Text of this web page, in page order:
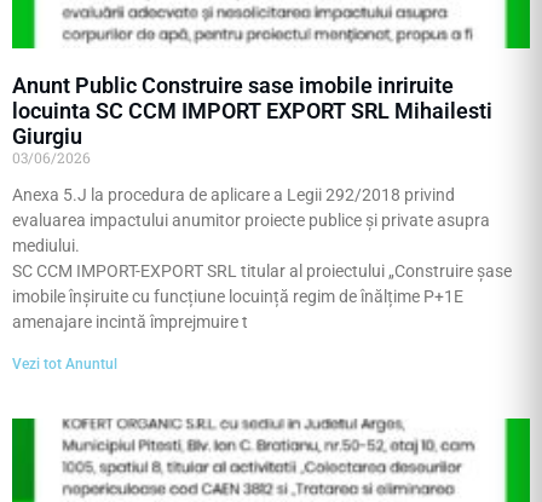
Anunt Public Construire sase imobile inriruite
locuinta SC CCM IMPORT EXPORT SRL Mihailesti
Giurgiu
03/06/2026
Anexa 5.J la procedura de aplicare a Legii 292/2018 privind
evaluarea impactului anumitor proiecte publice și private asupra
mediului.
SC CCM IMPORT-EXPORT SRL titular al proiectului „Construire șase
imobile înșiruite cu funcțiune locuință regim de înălțime P+1E
amenajare incintă împrejmuire t
Vezi tot Anuntul